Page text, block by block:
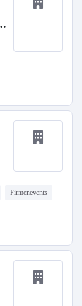
Firmenevents